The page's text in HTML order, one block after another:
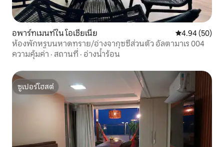
อพาร์ทเมนท์ใน โอเชียเนีย คะแนนเฉลี่ย
4.94 (50)
ห้องพักหรูบนหาดทราย/อ่างจากุซซี่ส่วนตัว อัลตามาเร 004
ความคุ้มค่า · สถานที่ · อ่างน้ำร้อน
ซูเปอร์โฮสต์
ซูเปอร์โฮสต์